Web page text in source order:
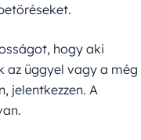
hogy aki
az üggyel vagy a még
jelentkezzen. A